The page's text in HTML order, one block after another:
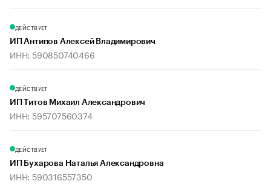
ДЕЙСТВУЕТ
ИП Антипов Алексей Владимирович
ИНН: 590850740466
ДЕЙСТВУЕТ
ИП Титов Михаил Александрович
ИНН: 595707560374
ДЕЙСТВУЕТ
ИП Бухарова Наталья Александровна
ИНН: 590316557350